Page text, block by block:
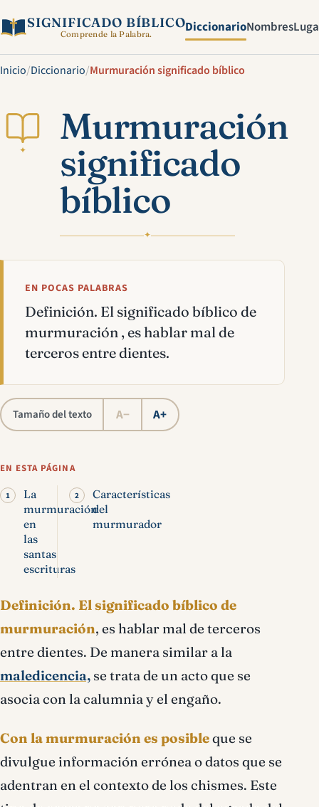
SIGNIFICADO BÍBLICO
Comprende la Palabra. DiccionarioNombres
Inicio/Diccionario/Murmuración significado bíblico
✦
Murmuración
significado
bíblico
✦
EN POCAS PALABRAS
Definición. El significado bíblico de
murmuración , es hablar mal de
terceros entre dientes.
Tamaño del texto A− A+
EN ESTA PÁGINA
La
murmuración
en
las
santas
escrituras
Características
del
murmurador
Definición. El significado bíblico de
murmuración, es hablar mal de terceros
entre dientes. De manera similar a la
maledicencia, se trata de un acto que se
asocia con la calumnia y el engaño.
Con la murmuración es posibleque se
divulgue información errónea o datos que se
adentran en el contexto de los chismes. Este